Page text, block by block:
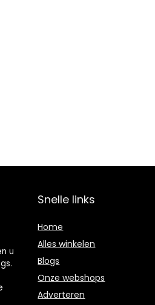
u
Snelle links
Home
Alles winkelen
Blogs
Onze webshops
Adverteren